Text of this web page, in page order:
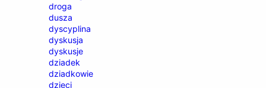
droga
dusza
dyscyplina
dyskusja
dyskusje
dziadek
dziadkowie
dzieci